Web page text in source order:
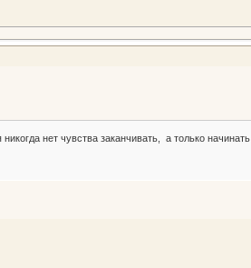
нет чувства заканчивать, а только начинать